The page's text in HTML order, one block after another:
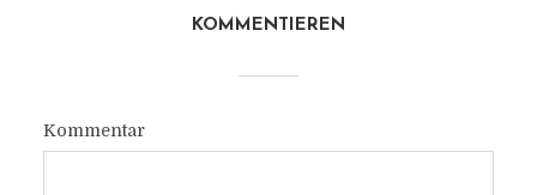
KOMMENTIEREN
Kommentar